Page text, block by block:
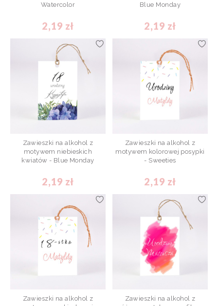
Watercolor
2,19 zł
Blue Monday
2,19 zł
Zawieszki na alkohol z
motywem niebieskich
kwiatów - Blue Monday
2,19 zł
Zawieszki na alkohol z
motywem kolorowej posypki
- Sweeties
2,19 zł
Zawieszki na alkohol z
Zawieszki na alkohol z